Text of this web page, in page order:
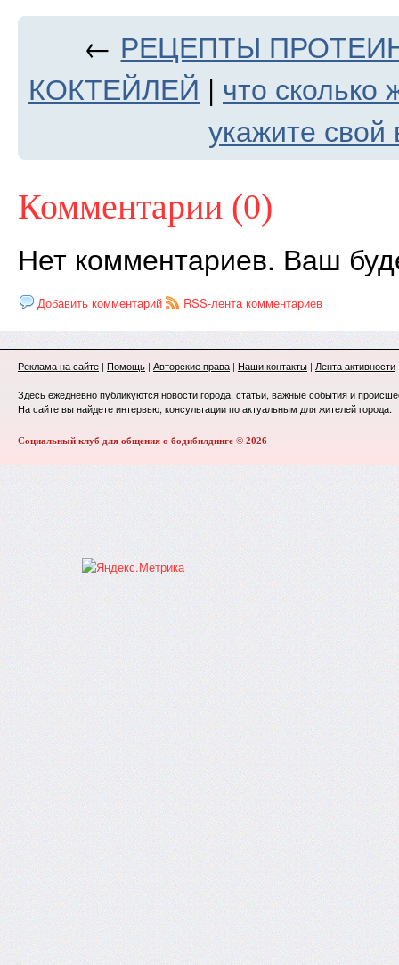
← РЕЦЕПТЫ
КОКТЕЙЛЕЙ | что сколько
укажите свой
Комментарии (0)
Нет комментариев. Ваш
Добавить комментарий RSS-лента комментариев
Реклама на сайте | Помощь | Авторские права | Наши контакты | Лента активности
Здесь ежедневно публикуются новости города, статьи, важные события и
На сайте вы найдете интервью, консультации по актуальным для жителей города.
Социальный клуб для общения о бодибилдинге © 2026